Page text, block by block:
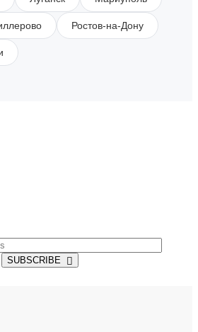
Ростов-на-Дону
SUBSCRIBE